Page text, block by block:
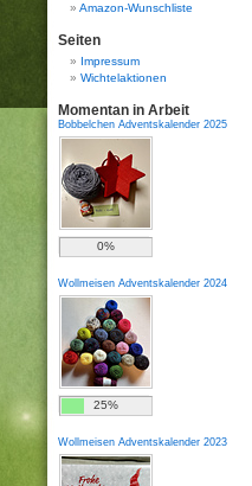
Amazon-Wunschliste
Seiten
Impressum
Wichtelaktionen
Momentan in Arbeit
Bobbelchen Adventskalender 2025
0%
Wollmeisen Adventskalender 2024
25%
Wollmeisen Adventskalender 2023